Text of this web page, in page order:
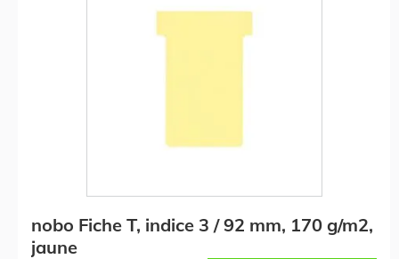
nobo Fiche T, indice 3 / 92 mm, 170 g/m2,
jaune